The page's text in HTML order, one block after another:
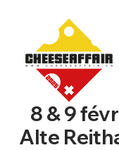
8 & 9
Alte